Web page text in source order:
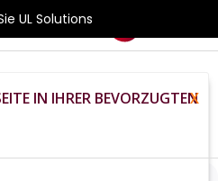
UL Solutions
Tablet
IN IHRER BEVORZUGTEN
X